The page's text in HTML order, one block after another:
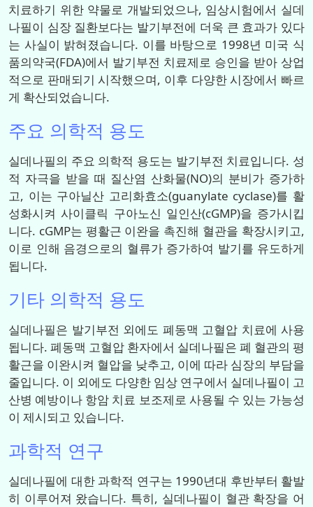
치료하기 위한 약물로 개발되었으나, 임상시험에서 실데
나필이 심장 질환보다는 발기부전에 더욱 큰 효과가 있다
는 사실이 밝혀졌습니다. 이를 바탕으로 1998년 미국 식
품의약국(FDA)에서 발기부전 치료제로 승인을 받아 상업
적으로 판매되기 시작했으며, 이후 다양한 시장에서 빠르
게 확산되었습니다.
주요 의학적 용도
실데나필의 주요 의학적 용도는 발기부전 치료입니다. 성
적 자극을 받을 때 질산염 산화물(NO)의 분비가 증가하
고, 이는 구아닐산 고리화효소(guanylate cyclase)를 활
성화시켜 사이클릭 구아노신 일인산(cGMP)을 증가시킵
니다. cGMP는 평활근 이완을 촉진해 혈관을 확장시키고,
이로 인해 음경으로의 혈류가 증가하여 발기를 유도하게
됩니다.
기타 의학적 용도
실데나필은 발기부전 외에도 폐동맥 고혈압 치료에 사용
됩니다. 폐동맥 고혈압 환자에서 실데나필은 폐 혈관의 평
활근을 이완시켜 혈압을 낮추고, 이에 따라 심장의 부담을
줄입니다. 이 외에도 다양한 임상 연구에서 실데나필이 고
산병 예방이나 항암 치료 보조제로 사용될 수 있는 가능성
이 제시되고 있습니다.
과학적 연구
실데나필에 대한 과학적 연구는 1990년대 후반부터 활발
히 이루어져 왔습니다. 특히, 실데나필이 혈관 확장을 어